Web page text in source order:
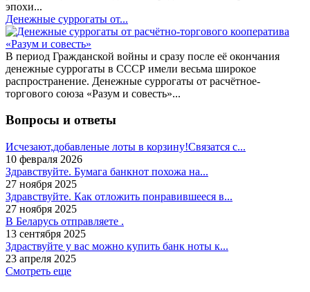
эпохи...
Денежные суррогаты от...
В период Гражданской войны и сразу после её окончания
денежные суррогаты в СССР имели весьма широкое
распространение. Денежные суррогаты от расчётное-
торгового союза «Разум и совесть»...
Вопросы и ответы
Исчезают,добавленые лоты в корзину!Связатся с...
10 февраля 2026
Здравствуйте. Бумага банкнот похожа на...
27 ноября 2025
Здравствуйте. Как отложить понравившееся в...
27 ноября 2025
В Беларусь отправляете .
13 сентября 2025
Здраствуйте у вас можно купить банк ноты к...
23 апреля 2025
Смотреть еще